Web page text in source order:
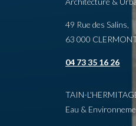
49 Rue des Salins,
63 000
04 73 35 16 26
TAIN-
Eau &